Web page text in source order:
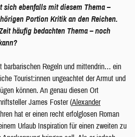
sich ebenfalls mit diesem Thema –
Portion Kritik an den Reichen.
häufig bedachten Thema – noch
barbarischen Regeln und mittendrin… ein
Tourist:innen ungeachtet der Armut und
können. An genau diesen Ort
James Foster (Alexander
hat er einen recht erfolglosen Roman
Urlaub Inspiration für einen zweiten zu